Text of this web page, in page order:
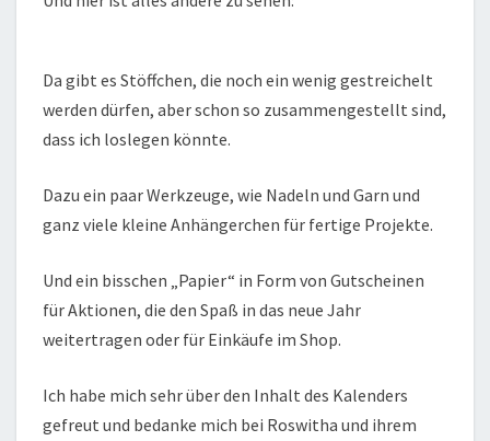
Da gibt es Stöffchen, die noch ein wenig gestreichelt
werden dürfen, aber schon so zusammengestellt sind,
dass ich loslegen könnte.
Dazu ein paar Werkzeuge, wie Nadeln und Garn und
ganz viele kleine Anhängerchen für fertige Projekte.
Und ein bisschen „Papier“ in Form von Gutscheinen
für Aktionen, die den Spaß in das neue Jahr
weitertragen oder für Einkäufe im Shop.
Ich habe mich sehr über den Inhalt des Kalenders
gefreut und bedanke mich bei Roswitha und ihrem